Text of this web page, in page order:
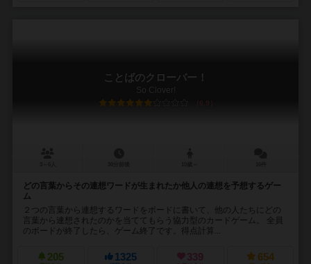
ことばのクローバー！
So Clover!
6.9
どの言葉からその連想ワードが生まれたか他人の連想を予想するゲー
ム
２つの言葉から連想するワードをボードに書いて、他の人たちにどの
言葉から連想されたのかを当ててもらう協力型のカードゲーム。 全員
のボードが終了したら、ゲーム終了です。得点計算...
205 1325 339 654